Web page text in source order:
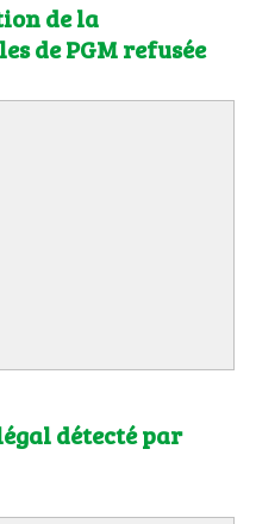
de la
de PGM refusée
détecté par